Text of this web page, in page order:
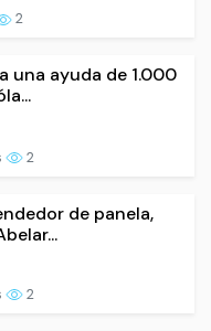
2
una ayuda de 1.000
2
de panela,
2